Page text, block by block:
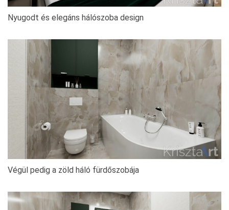
Nyugodt és elegáns hálószoba design
Végül pedig a zöld háló fürdőszobája